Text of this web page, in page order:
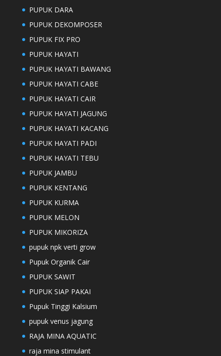
PUPUK DARA
PUPUK DEKOMPOSER
PUPUK FIX PRO
PUPUK HAYATI
PUPUK HAYATI BAWANG
PUPUK HAYATI CABE
PUPUK HAYATI CAIR
PUPUK HAYATI JAGUNG
PUPUK HAYATI KACANG
PUPUK HAYATI PADI
PUPUK HAYATI TEBU
PUPUK JAMBU
PUPUK KENTANG
PUPUK KURMA
PUPUK MELON
PUPUK MIKORIZA
pupuk npk verti grow
Pupuk Organik Cair
PUPUK SAWIT
PUPUK SIAP PAKAI
Pupuk Tinggi Kalsium
pupuk venus jagung
RAJA MINA AQUATIC
raja mina stimulant